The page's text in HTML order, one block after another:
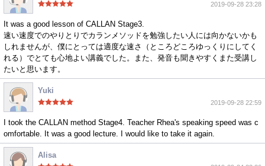
2019-09-28 23:28
It was a good lesson of CALLAN Stage3.
速い速度でのやりとりでカランメソッドを勉強したい人には向かないかも
しれませんが、僕にとっては適度な速さ（ところどころゆっくりにしてく
れる）でとても心地よい講義でした。また、発音も聞きやすくまた受講し
たいと思います。
Yuki
2019-09-28 22:59
I took the CALLAN method Stage4. Teacher Rhea's speaking speed was c
omfortable. It was a good lecture. I would like to take it again.
Alisa